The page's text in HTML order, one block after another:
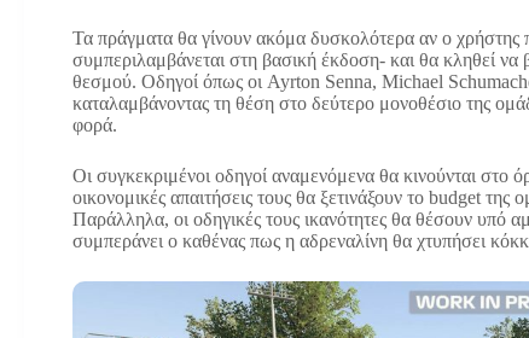
Τα πράγματα θα γίνουν ακόμα δυσκολότερα αν ο
συμπεριλαμβάνεται στη βασική έκδοση- και θα κληθεί
θεσμού. Οδηγοί όπως οι Ayrton Senna, Michael
καταλαμβάνοντας τη θέση στο δεύτερο μονοθέσιο της
φορά.
Οι συγκεκριμένοι οδηγοί αναμενόμενα θα κινούνται στο
οικονομικές απαιτήσεις τους θα ξετινάξουν το budget
Παράλληλα, οι οδηγικές τους ικανότητες θα θέσουν υπό
συμπεράνει ο καθένας πως η αδρεναλίνη θα χτυπήσει